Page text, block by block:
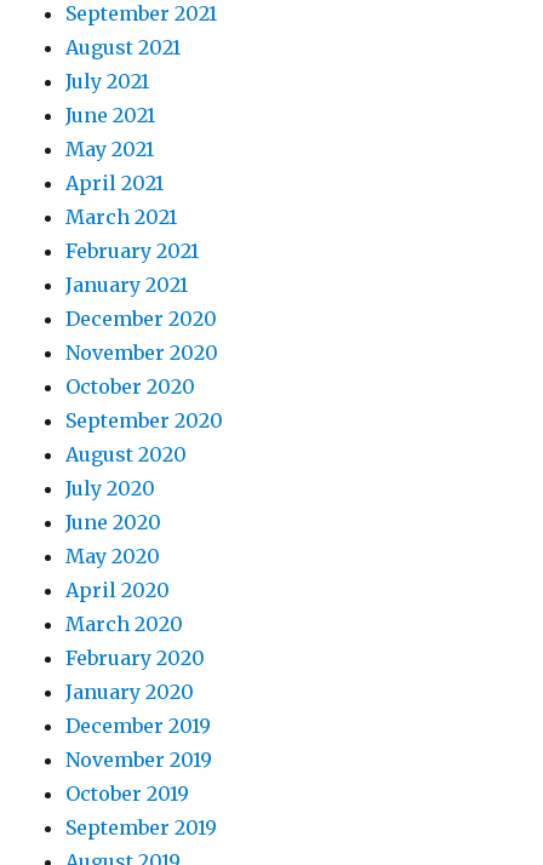
September 2021
August 2021
July 2021
June 2021
May 2021
April 2021
March 2021
February 2021
January 2021
December 2020
November 2020
October 2020
September 2020
August 2020
July 2020
June 2020
May 2020
April 2020
March 2020
February 2020
January 2020
December 2019
November 2019
October 2019
September 2019